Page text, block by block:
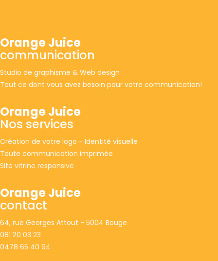
Orange Juice
communication
Studio de graphisme & Web design
Tout ce dont vous avez besoin pour votre communication!
Orange Juice
Nos services
Création de votre logo - Identité visuelle
Toute communication imprimée
Site vitrine responsive
Orange Juice
contact
64, rue Georges Attout - 5004 Bouge
081 20 03 23
0478 65 40 94